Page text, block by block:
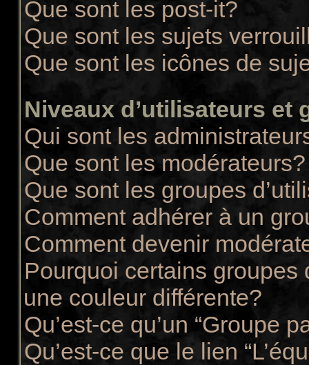
Que sont les post-it?
Que sont les sujets
Que sont les icônes de
Niveaux d’utilisateurs et
Qui sont les
Que sont les modérateurs?
Que sont les groupes
Comment adhérer à un
Comment devenir
Pourquoi certains groupes
une couleur différente?
Qu’est-ce qu’un “Groupe
Qu’est-ce que le lien